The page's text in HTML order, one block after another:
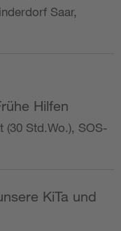
Saar,
Hilfen
(30 Std.Wo.), SOS-
KiTa und